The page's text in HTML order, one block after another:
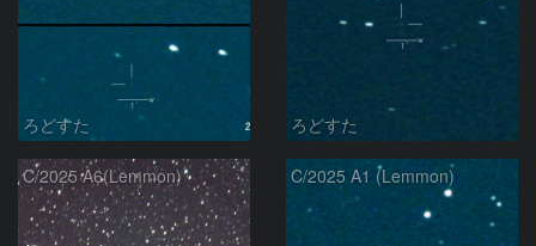
ろどすた ろどすた
C/2025 A6(Lemmon) C/2025 A1 (Lemmon)